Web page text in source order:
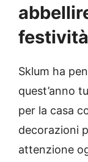
festività
Sklum ha
quest’anno
per la casa
decorazioni
attenzione